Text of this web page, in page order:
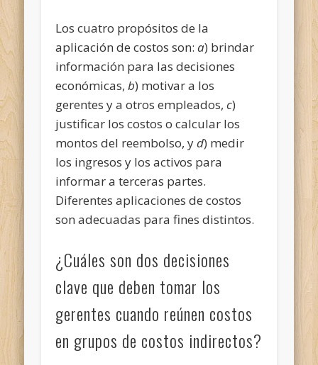
Los cuatro propósitos de la
aplicación de costos son:a) brindar
información para las decisiones
económicas,b) motivar a los
gerentes y a otros empleados,c)
justificar los costos o calcular los
montos del reembolso, yd) medir
los ingresos y los activos para
informar a terceras partes.
Diferentes aplicaciones de costos
son adecuadas para fines distintos.
¿Cuáles son dos decisiones
clave que deben tomar los
gerentes cuando reúnen costos
en grupos de costos indirectos?